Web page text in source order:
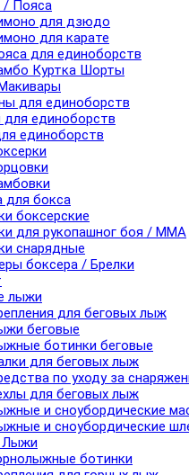
/ Пояса
для дзюдо
для карате
для единоборств
Куртка Шорты
для единоборств
единоборств
единоборств
бокса
боксерские
для рукопашног боя / ММА
снарядные
боксера / Брелки
лыжи
для беговых лыж
беговые
ботинки беговые
для беговых лыж
по уходу за
для беговых лыж
и сноубордические
и сноубордические
Лыжи
ботинки